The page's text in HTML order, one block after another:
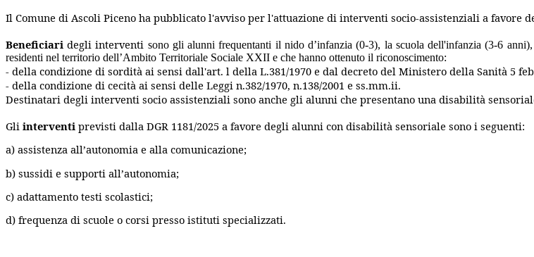
Il Comune di Ascoli Piceno ha pubblicato l'avviso per l'attuazione di interventi socio-assistenziali a favore
Beneficiari degli interventi sono gli alunni frequentanti il nido d’infanzia (0-3), la scuola dell'infanzia (3-6
residenti nel territorio dell’Ambito Territoriale Sociale XXII e che hanno ottenuto il riconoscimento:
- della condizione di sordità ai sensi dall'art. l della L.381/1970 e dal decreto del Ministero della Sanità 5
- della condizione di cecità ai sensi delle Leggi n.382/1970, n.138/2001 e ss.mm.ii.
Destinatari degli interventi socio assistenziali sono anche gli alunni che presentano una disabilità
Gli interventi previsti dalla DGR 1181/2025 a favore degli alunni con disabilità sensoriale sono i seguenti:
a) assistenza all’autonomia e alla comunicazione;
b) sussidi e supporti all’autonomia;
c) adattamento testi scolastici;
d) frequenza di scuole o corsi presso istituti specializzati.